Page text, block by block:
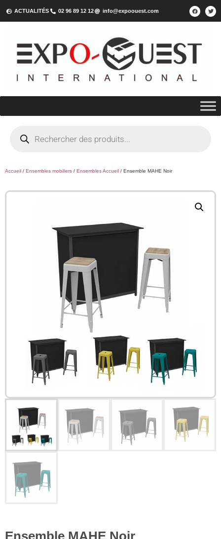
ACTUALITÉS 02 96 89 12 12 info@expoouest.com
Accueil / Ensembles mobiliers / Ensembles Accueil / Ensemble MAHE Noir
Ensemble MAHE Noir